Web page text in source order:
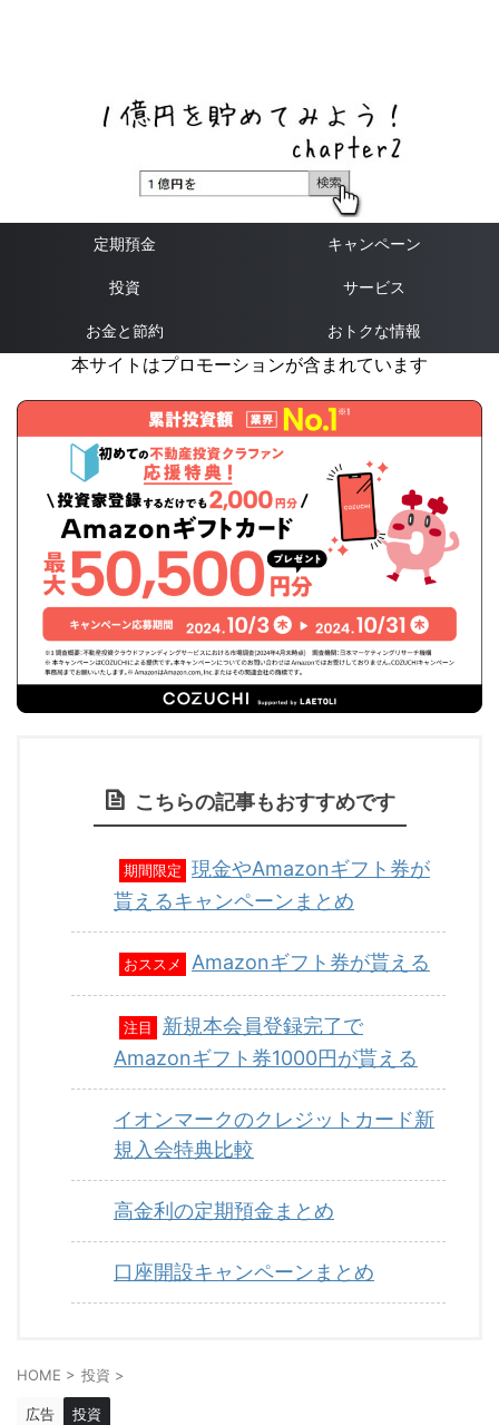
定期預金 キャンペーン
投資 サービス
お金と節約 おトクな情報
本サイトはプロモーションが含まれています
こちらの記事もおすすめです
期間限定
現金やAmazonギフト券が
貰えるキャンペーンまとめ
おススメ Amazonギフト券が貰える
注目
新規本会員登録完了で
Amazonギフト券1000円が貰える
イオンマークのクレジットカード新
規入会特典比較
高金利の定期預金まとめ
口座開設キャンペーンまとめ
HOME > 投資 >
広告 投資